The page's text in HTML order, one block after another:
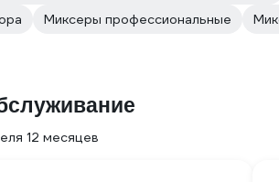
Миксеры профессиональные
12 месяцев